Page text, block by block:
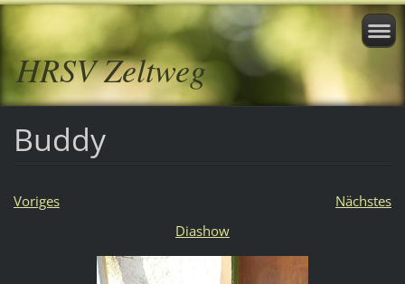
HRSV Zeltweg
Buddy
Voriges
Nächstes
Diashow